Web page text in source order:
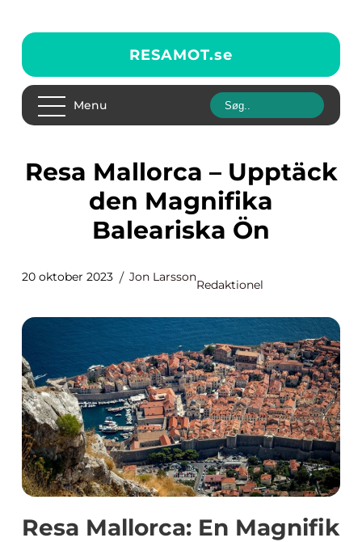
RESAMOT.se
Menu
Resa Mallorca – Upptäck
den Magnifika
Baleariska Ön
20 oktober 2023 Jon Larsson
Redaktionel
Resa Mallorca: En Magnifik